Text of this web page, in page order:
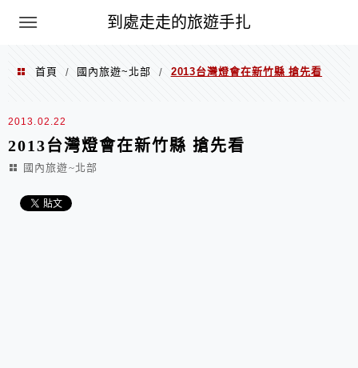
到處走走的旅遊手扎
首頁 / 國內旅遊~北部 / 2013台灣燈會在新竹縣 搶先看
2013.02.22
2013台灣燈會在新竹縣 搶先看
國內旅遊~北部